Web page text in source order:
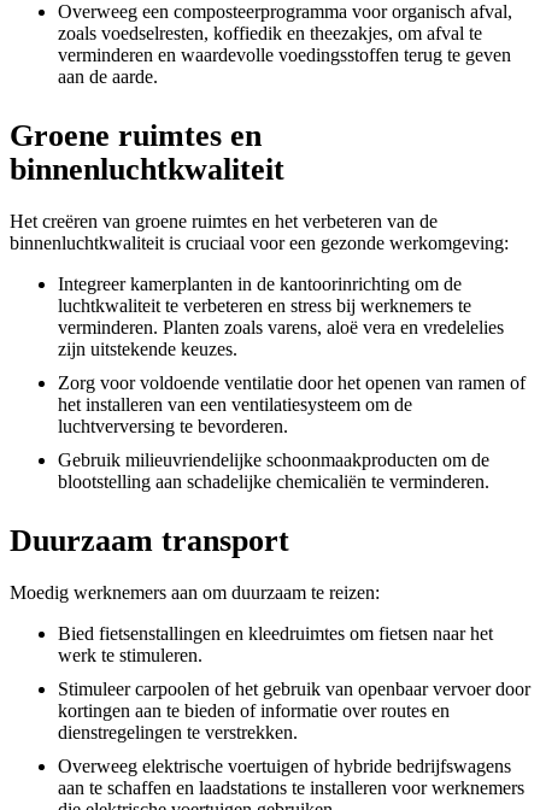
Overweeg een composteerprogramma voor organisch afval,
zoals voedselresten, koffiedik en theezakjes, om afval te
verminderen en waardevolle voedingsstoffen terug te geven
aan de aarde.
Groene ruimtes en
binnenluchtkwaliteit
Het creëren van groene ruimtes en het verbeteren van de
binnenluchtkwaliteit is cruciaal voor een gezonde werkomgeving:
Integreer kamerplanten in de kantoorinrichting om de
luchtkwaliteit te verbeteren en stress bij werknemers te
verminderen. Planten zoals varens, aloë vera en vredelelies
zijn uitstekende keuzes.
Zorg voor voldoende ventilatie door het openen van ramen of
het installeren van een ventilatiesysteem om de
luchtverversing te bevorderen.
Gebruik milieuvriendelijke schoonmaakproducten om de
blootstelling aan schadelijke chemicaliën te verminderen.
Duurzaam transport
Moedig werknemers aan om duurzaam te reizen:
Bied fietsenstallingen en kleedruimtes om fietsen naar het
werk te stimuleren.
Stimuleer carpoolen of het gebruik van openbaar vervoer door
kortingen aan te bieden of informatie over routes en
dienstregelingen te verstrekken.
Overweeg elektrische voertuigen of hybride bedrijfswagens
aan te schaffen en laadstations te installeren voor werknemers